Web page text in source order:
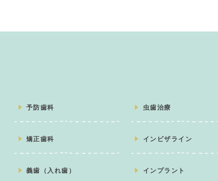
予防歯科 虫歯治療
矯正歯科 インビザライン
義歯（入れ歯） インプラント